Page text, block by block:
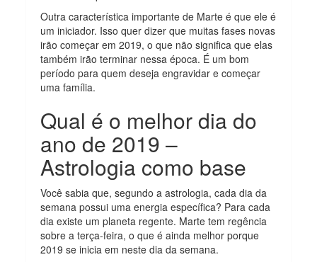
Outra característica importante de Marte é que ele é
um iniciador. Isso quer dizer que muitas fases novas
irão começar em 2019, o que não significa que elas
também irão terminar nessa época. É um bom
período para quem deseja engravidar e começar
uma família.
Qual é o melhor dia do
ano de 2019 –
Astrologia como base
Você sabia que, segundo a astrologia, cada dia da
semana possui uma energia específica? Para cada
dia existe um planeta regente. Marte tem regência
sobre a terça-feira, o que é ainda melhor porque
2019 se inicia em neste dia da semana.